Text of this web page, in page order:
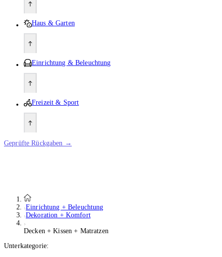
Haus & Garten
Einrichtung & Beleuchtung
Freizeit & Sport
Geprüfte Rückgaben →
Einrichtung + Beleuchtung
Dekoration + Komfort
Decken + Kissen + Matratzen
Unterkategorie: